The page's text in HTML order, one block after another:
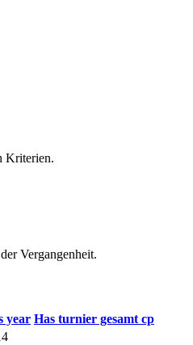
Kriterien.
Vergangenheit.
year Has turnier gesamt cp